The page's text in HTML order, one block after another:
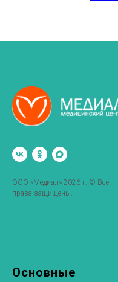
ООО «Медиал» 2026 г. © Все
права защищены.
Основные